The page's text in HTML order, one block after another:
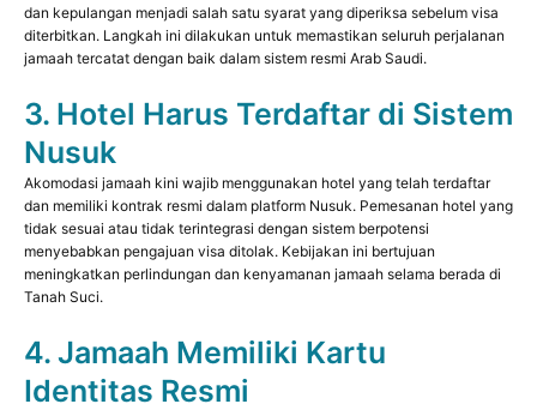
dan kepulangan menjadi salah satu syarat yang diperiksa sebelum visa
diterbitkan. Langkah ini dilakukan untuk memastikan seluruh perjalanan
jamaah tercatat dengan baik dalam sistem resmi Arab Saudi.
3. Hotel Harus Terdaftar di Sistem
Nusuk
Akomodasi jamaah kini wajib menggunakan hotel yang telah terdaftar
dan memiliki kontrak resmi dalam platform Nusuk. Pemesanan hotel yang
tidak sesuai atau tidak terintegrasi dengan sistem berpotensi
menyebabkan pengajuan visa ditolak. Kebijakan ini bertujuan
meningkatkan perlindungan dan kenyamanan jamaah selama berada di
Tanah Suci.
4. Jamaah Memiliki Kartu
Identitas Resmi